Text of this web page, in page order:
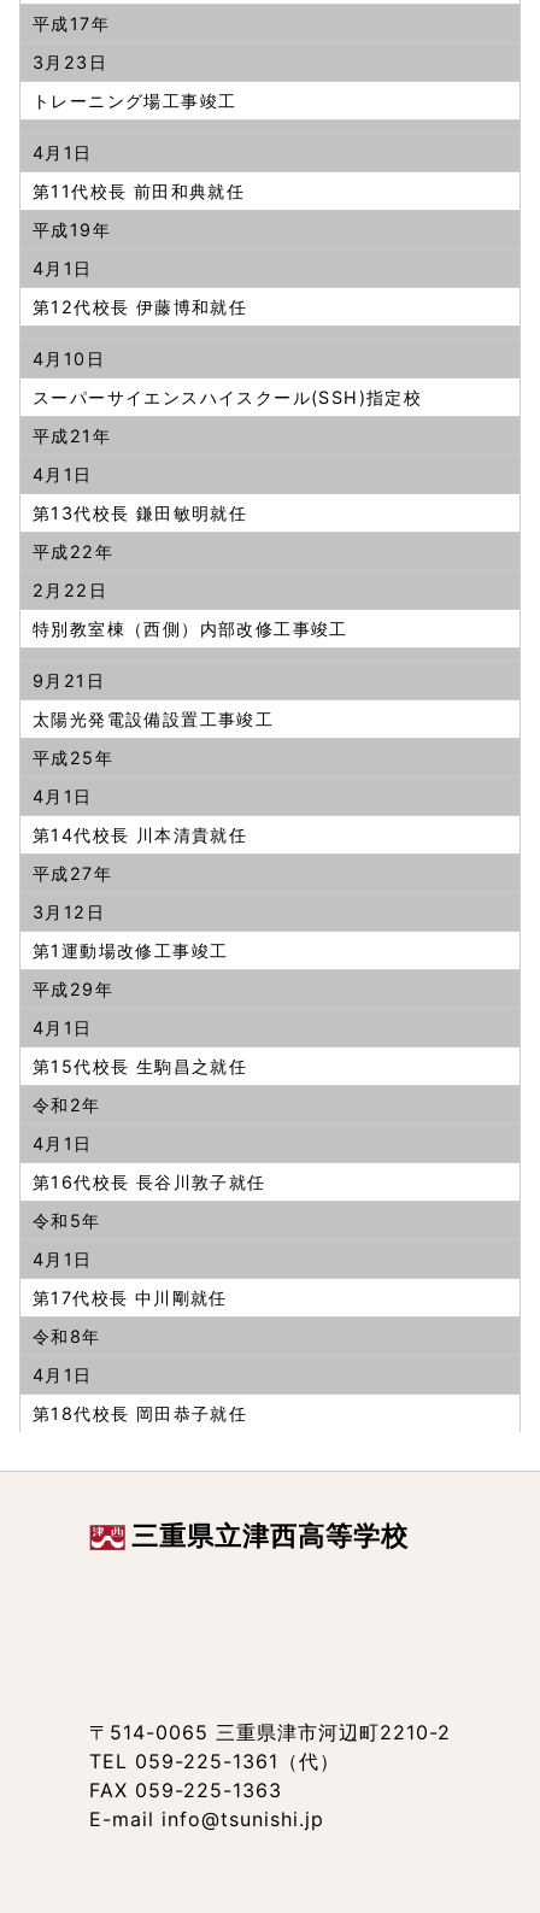
平成17年
3月23日
トレーニング場工事竣工
4月1日
第11代校長 前田和典就任
平成19年
4月1日
第12代校長 伊藤博和就任
4月10日
スーパーサイエンスハイスクール(SSH)指定校
平成21年
4月1日
第13代校長 鎌田敏明就任
平成22年
2月22日
特別教室棟（西側）内部改修工事竣工
9月21日
太陽光発電設備設置工事竣工
平成25年
4月1日
第14代校長 川本清貴就任
平成27年
3月12日
第1運動場改修工事竣工
平成29年
4月1日
第15代校長 生駒昌之就任
令和2年
4月1日
第16代校長 長谷川敦子就任
令和5年
4月1日
第17代校長 中川剛就任
令和8年
4月1日
第18代校長 岡田恭子就任
三重県立津西高等学校
〒514-0065 三重県津市河辺町2210-2
TEL 059-225-1361（代）
FAX 059-225-1363
E-mail info@tsunishi.jp